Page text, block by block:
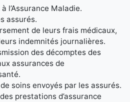
l’Assurance Maladie.
assurés.
de leurs frais médicaux,
indemnités journalières.
des décomptes des
assurances de
soins envoyés par les assurés.
prestations d’assurance